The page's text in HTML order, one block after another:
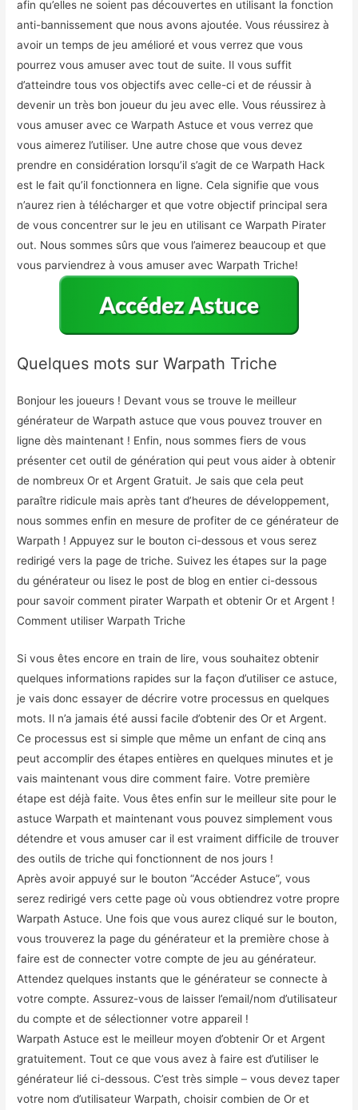
afin qu’elles ne soient pas découvertes en utilisant la fonction
anti-bannissement que nous avons ajoutée. Vous réussirez à
avoir un temps de jeu amélioré et vous verrez que vous
pourrez vous amuser avec tout de suite. Il vous suffit
d’atteindre tous vos objectifs avec celle-ci et de réussir à
devenir un très bon joueur du jeu avec elle. Vous réussirez à
vous amuser avec ce Warpath Astuce et vous verrez que
vous aimerez l’utiliser. Une autre chose que vous devez
prendre en considération lorsqu’il s’agit de ce Warpath Hack
est le fait qu’il fonctionnera en ligne. Cela signifie que vous
n’aurez rien à télécharger et que votre objectif principal sera
de vous concentrer sur le jeu en utilisant ce Warpath Pirater
out. Nous sommes sûrs que vous l’aimerez beaucoup et que
vous parviendrez à vous amuser avec Warpath Triche!
Quelques mots sur Warpath Triche
Bonjour les joueurs ! Devant vous se trouve le meilleur
générateur de Warpath astuce que vous pouvez trouver en
ligne dès maintenant ! Enfin, nous sommes fiers de vous
présenter cet outil de génération qui peut vous aider à obtenir
de nombreux Or et Argent Gratuit. Je sais que cela peut
paraître ridicule mais après tant d’heures de développement,
nous sommes enfin en mesure de profiter de ce générateur de
Warpath ! Appuyez sur le bouton ci-dessous et vous serez
redirigé vers la page de triche. Suivez les étapes sur la page
du générateur ou lisez le post de blog en entier ci-dessous
pour savoir comment pirater Warpath et obtenir Or et Argent !
Comment utiliser Warpath Triche
Si vous êtes encore en train de lire, vous souhaitez obtenir
quelques informations rapides sur la façon d’utiliser ce astuce,
je vais donc essayer de décrire votre processus en quelques
mots. Il n’a jamais été aussi facile d’obtenir des Or et Argent.
Ce processus est si simple que même un enfant de cinq ans
peut accomplir des étapes entières en quelques minutes et je
vais maintenant vous dire comment faire. Votre première
étape est déjà faite. Vous êtes enfin sur le meilleur site pour le
astuce Warpath et maintenant vous pouvez simplement vous
détendre et vous amuser car il est vraiment difficile de trouver
des outils de triche qui fonctionnent de nos jours !
Après avoir appuyé sur le bouton “Accéder Astuce”, vous
serez redirigé vers cette page où vous obtiendrez votre propre
Warpath Astuce. Une fois que vous aurez cliqué sur le bouton,
vous trouverez la page du générateur et la première chose à
faire est de connecter votre compte de jeu au générateur.
Attendez quelques instants que le générateur se connecte à
votre compte. Assurez-vous de laisser l’email/nom d’utilisateur
du compte et de sélectionner votre appareil !
Warpath Astuce est le meilleur moyen d’obtenir Or et Argent
gratuitement. Tout ce que vous avez à faire est d’utiliser le
générateur lié ci-dessous. C’est très simple – vous devez taper
votre nom d’utilisateur Warpath, choisir combien de Or et